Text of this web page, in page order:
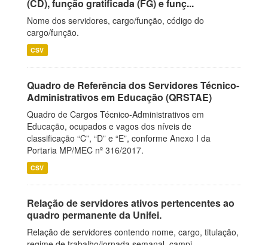
(CD), função gratificada (FG) e funç...
Nome dos servidores, cargo/função, código do
cargo/função.
CSV
Quadro de Referência dos Servidores Técnico-
Administrativos em Educação (QRSTAE)
Quadro de Cargos Técnico-Administrativos em
Educação, ocupados e vagos dos níveis de
classificação “C”, “D” e “E”, conforme Anexo I da
Portaria MP/MEC nº 316/2017.
CSV
Relação de servidores ativos pertencentes ao
quadro permanente da Unifei.
Relação de servidores contendo nome, cargo, titulação,